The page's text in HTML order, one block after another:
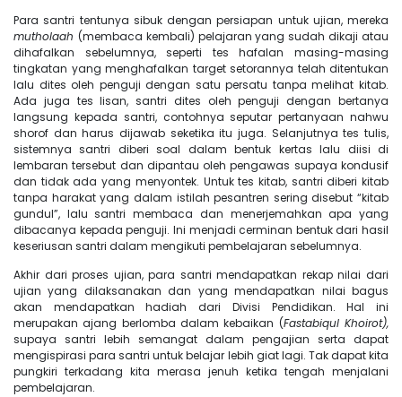
Para santri tentunya sibuk dengan persiapan untuk ujian, mereka
mutholaah (membaca kembali) pelajaran yang sudah dikaji atau
dihafalkan sebelumnya, seperti tes hafalan masing-masing
tingkatan yang menghafalkan target setorannya telah ditentukan
lalu dites oleh penguji dengan satu persatu tanpa melihat kitab.
Ada juga tes lisan, santri dites oleh penguji dengan bertanya
langsung kepada santri, contohnya seputar pertanyaan nahwu
shorof dan harus dijawab seketika itu juga. Selanjutnya tes tulis,
sistemnya santri diberi soal dalam bentuk kertas lalu diisi di
lembaran tersebut dan dipantau oleh pengawas supaya kondusif
dan tidak ada yang menyontek. Untuk tes kitab, santri diberi kitab
tanpa harakat yang dalam istilah pesantren sering disebut “kitab
gundul”, lalu santri membaca dan menerjemahkan apa yang
dibacanya kepada penguji. Ini menjadi cerminan bentuk dari hasil
keseriusan santri dalam mengikuti pembelajaran sebelumnya.
Akhir dari proses ujian, para santri mendapatkan rekap nilai dari
ujian yang dilaksanakan dan yang mendapatkan nilai bagus
akan mendapatkan hadiah dari Divisi Pendidikan. Hal ini
merupakan ajang berlomba dalam kebaikan (Fastabiqul Khoirot),
supaya santri lebih semangat dalam pengajian serta dapat
mengispirasi para santri untuk belajar lebih giat lagi. Tak dapat kita
pungkiri terkadang kita merasa jenuh ketika tengah menjalani
pembelajaran.